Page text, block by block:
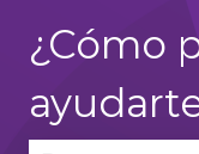
¿Cómo